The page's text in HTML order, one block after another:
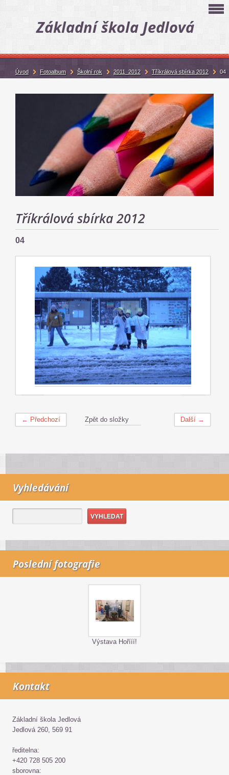
Základní škola Jedlová
Tříkrálová sbírka 2012
04
← Předchozí Další →
Zpět do složky
Vyhledávání
Poslední fotografie
Výstava Hořííí!
Kontakt
Základní škola Jedlová
Jedlová 260, 569 91
ředitelna:
+420 728 505 200
sborovna:
Úvod Fotoalbum Školní rok 2011_2012 Tříkrálová sbírka 2012 04